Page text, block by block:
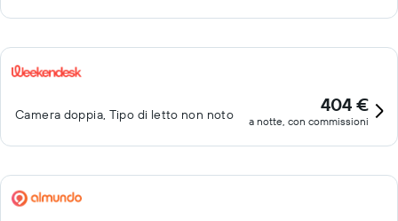
Camera doppia, Tipo di letto non noto 404 €
a notte, con commissioni